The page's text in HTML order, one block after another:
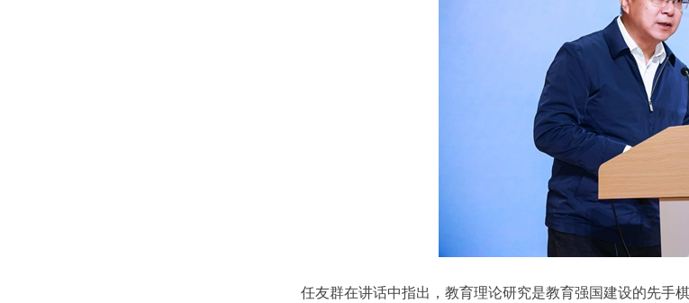
任友群在讲话中指出，教育理论研究是教育强国建设的先手